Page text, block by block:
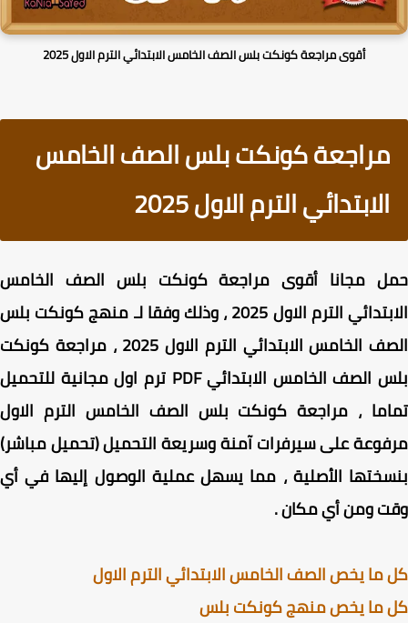
أقوى مراجعة كونكت بلس الصف الخامس الابتدائي الترم الاول 2025
مراجعة كونكت بلس الصف الخامس
الابتدائي الترم الاول 2025
مجانا أقوى مراجعة كونكت بلس الصف الخامس
الابتدائي الترم الاول 2025 ، وذلك وفقا لـ منهج كونكت بلس
الصف الخامس الابتدائي الترم الاول 2025 ، مراجعة كونكت
بلس الصف الخامس الابتدائي PDF ترم اول مجانية للتحميل
، مراجعة كونكت بلس الصف الخامس الترم الاول
على سيرفرات آمنة وسريعة التحميل (تحميل مباشر)
الأصلية ، مما يسهل عملية الوصول إليها في أي
ومن أي مكان .
يخص الصف الخامس الابتدائي الترم الاول
ما يخص منهج كونكت بلس